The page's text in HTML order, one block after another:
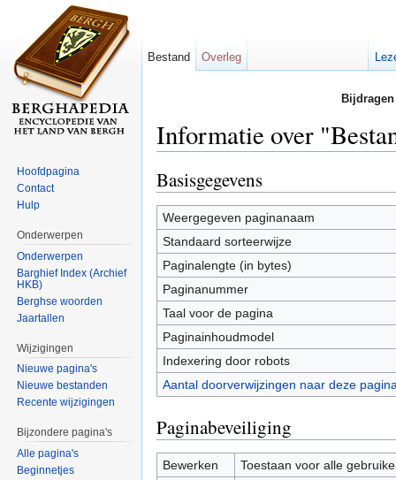
Informatie over
Basisgegevens
Weergegeven paginanaam
Standaard sorteerwijze
Paginalengte (in bytes)
Paginanummer
Taal voor de pagina
Paginainhoudmodel
Indexering door robots
Aantal doorverwijzingen naar deze
Paginabeveiliging
Bewerken
Toestaan voor alle
Bestand Overleg
Hoofdpagina
Contact
Hulp
Onderwerpen
Onderwerpen
Barghief Index (Archief
HKB)
Berghse woorden
Jaartallen
Wijzigingen
Nieuwe pagina's
Nieuwe bestanden
Recente wijzigingen
Bijzondere pagina's
Alle pagina's
Beginnetjes